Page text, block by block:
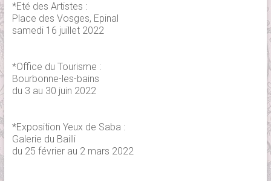
*Eté des Artistes :
Place des Vosges, Epinal
samedi 16 juillet 2022
*Office du Tourisme :
Bourbonne-les-bains
du 3 au 30 juin 2022
*Exposition Yeux de Saba :
Galerie du Bailli
du 25 février au 2 mars 2022